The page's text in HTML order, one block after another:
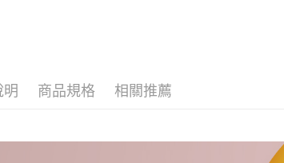
明 商品規格 相關推薦